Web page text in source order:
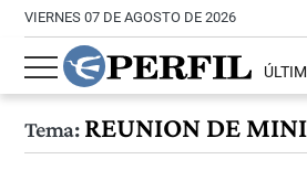
VIERNES 07 DE AGOSTO DE 2026
Tema:REUNION DE